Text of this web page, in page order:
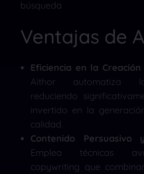
búsqueda
Ventajas de
Eficiencia en la
Aithor automatiza
reduciendo
invertido en la
calidad.
Contenido Persuasivo
Emplea técnicas
copywriting que